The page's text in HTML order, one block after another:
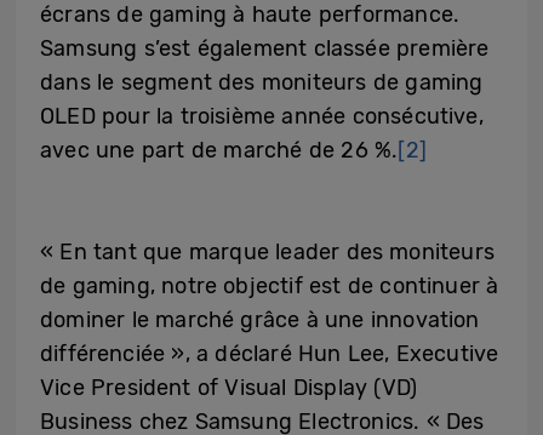
écrans de gaming à haute performance.
Samsung s’est également classée première
dans le segment des moniteurs de gaming
OLED pour la troisième année consécutive,
avec une part de marché de 26 %.[2]
« En tant que marque leader des moniteurs
de gaming, notre objectif est de continuer à
dominer le marché grâce à une innovation
différenciée », a déclaré Hun Lee, Executive
Vice President of Visual Display (VD)
Business chez Samsung Electronics. « Des